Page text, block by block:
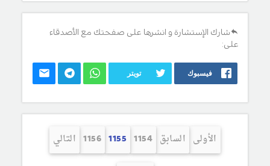
شارك الإستشارة و انشرها على صفحتك مع الأصدقاء
على:
فيسبوك تويتر
الأولى السابق 1154
1155
1156 التالي